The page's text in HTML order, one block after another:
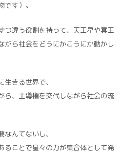
す）。
つ違う役割を持って、天王星や冥王
がら社会をどうにかこうにか動かし
きる世界で、
ら、主導権を交代しながら社会の流
んてないし、
ることで星々の力が集合体として発